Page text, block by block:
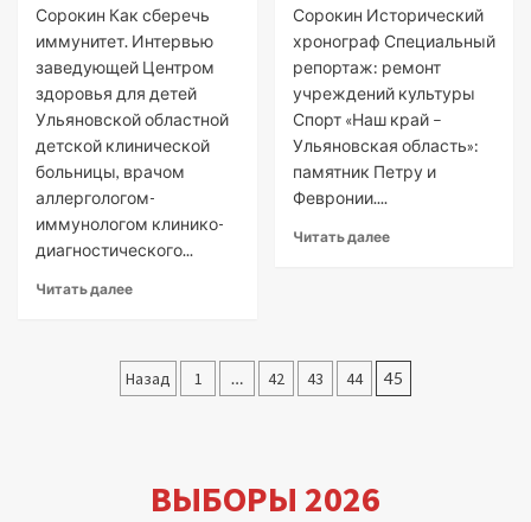
Сорокин Как сберечь
иммунитет. Интервью
заведующей Центром
здоровья для детей
Ульяновской областной
детской клинической
больницы, врачом
аллергологом-
иммунологом клинико-
диагностического...
Читать далее
Сорокин Исторический
хронограф Специальный
репортаж: ремонт
учреждений культуры
Спорт «Наш край –
Ульяновская область»:
памятник Петру и
Февронии....
Читать далее
Пагинация
Назад 1 … 42 43 44 45
ВЫБОРЫ 2026